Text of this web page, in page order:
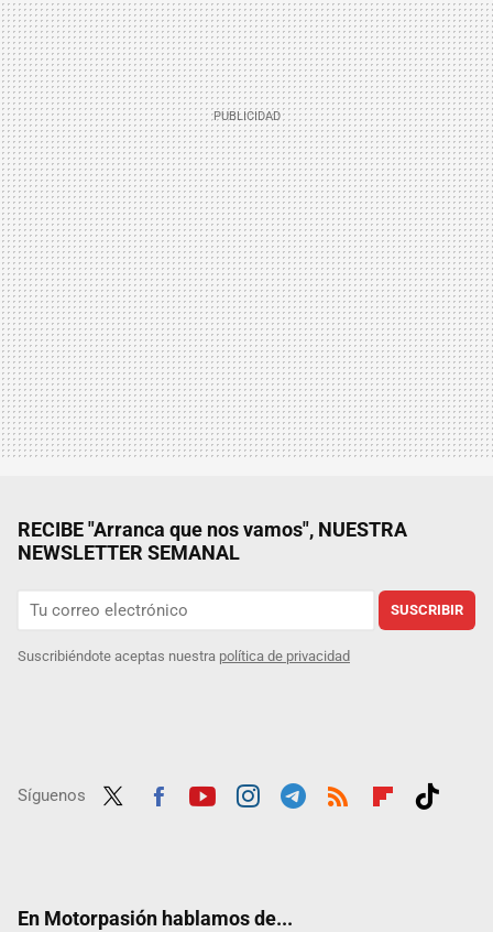
RECIBE "Arranca que nos vamos", NUESTRA
NEWSLETTER SEMANAL
SUSCRIBIR
Suscribiéndote aceptas nuestra política de privacidad
Síguenos
En Motorpasión hablamos de...